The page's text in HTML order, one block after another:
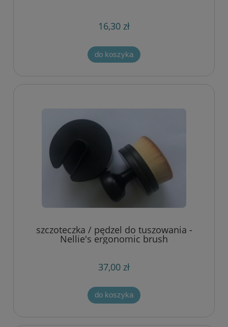
16,30 zł
do koszyka
szczoteczka / pędzel do tuszowania -
Nellie's ergonomic brush
37,00 zł
do koszyka